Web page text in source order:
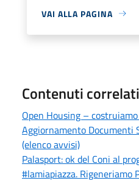
VAI ALLA PAGINA
Contenuti correlati
Open Housing –
Aggiornamento Documenti
(elenco avvisi)
Palasport: ok del Coni al
#lamiapiazza. Rigeneriamo